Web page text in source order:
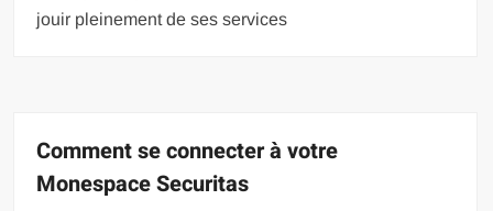
jouir pleinement de ses services
Comment se connecter à votre
Monespace Securitas